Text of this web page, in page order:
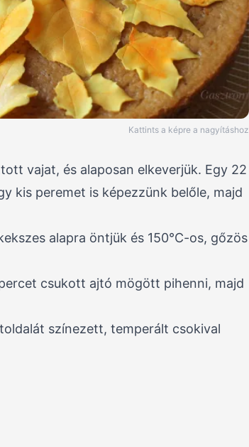
Kattints a képre a nagyításhoz
vajat, és alaposan elkeverjük. Egy 22
kis peremet is képezzünk belőle, majd
alapra öntjük és 150°C-os, gőzös
csukott ajtó mögött pihenni, majd
színezett, temperált csokival